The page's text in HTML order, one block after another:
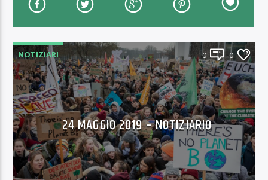
NOTIZIARI 0 0
24 MAGGIO 2019 – NOTIZIARIO